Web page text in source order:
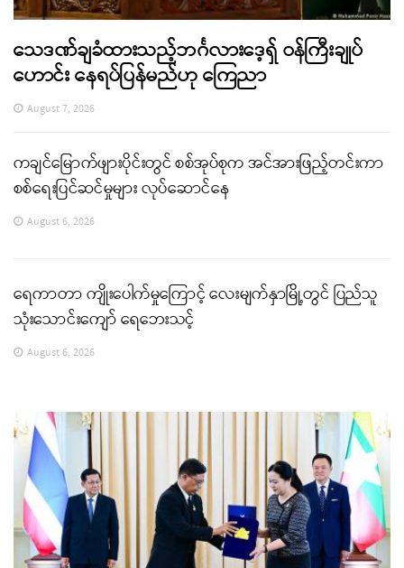
သေဒဏ်ချခံထားသည့်ဘင်္ဂလားဒေ့ရှ် ဝန်ကြီးချုပ်
ဟောင်း နေရပ်ပြန်မည်ဟု ကြေညာ
August 7, 2026
ကချင်မြောက်ဖျားပိုင်းတွင် စစ်အုပ်စုက အင်အားဖြည့်တင်းကာ
စစ်ရေးပြင်ဆင်မှုများ လုပ်ဆောင်နေ
August 6, 2026
ရေကာတာ ကျိုးပေါက်မှုကြောင့် လေးမျက်နှာမြို့တွင် ပြည်သူ
သုံးသောင်းကျော် ရေဘေးသင့်
August 6, 2026